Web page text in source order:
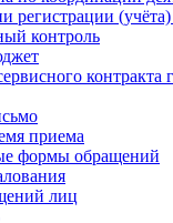
регистрации
контроль
приема
формы обращений
лиц